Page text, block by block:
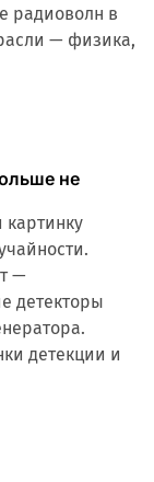
радиоволн в
— физика,
не
картинку
—
детекторы
детекции и